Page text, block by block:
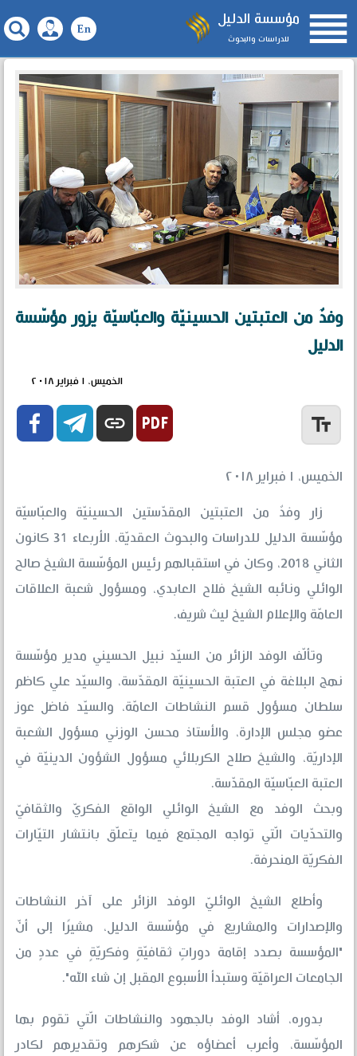
مؤسسة الدليل
للدراسات والبحوث 
وفدٌ من العتبتين الحسينيّة والعبّاسيّة يزور مؤسّسة
الدليل
الخميس، ١ فبراير ٢٠١٨
  link text_fields
الخميس، ١ فبراير ٢٠١٨
زار وفدٌ من العتبتين المقدّستين الحسينيّة والعبّاسيّة
مؤسّسة الدليل للدراسات والبحوث العقديّة، الأربعاء 31 كانون
الثاني 2018، وكان في استقبالهم رئيس المؤسّسة الشيخ صالح
الوائلي ونائبه الشيخ فلاح العابدي، ومسؤول شعبة العلاقات
العامّة والإعلام الشيخ ليث شريف.
وتألّف الوفد الزائر من السيّد نبيل الحسيني مدير مؤسّسة
نهج البلاغة في العتبة الحسينيّة المقدّسة، والسيّد علي كاظم
سلطان مسؤول قسم النشاطات العامّة، والسيّد فاضل عوز
عضو مجلس الإدارة، والأستاذ محسن الوزني مسؤول الشعبة
الإداريّة، والشيخ صلاح الكربلائي مسؤول الشؤون الدينيّة في
العتبة العبّاسيّة المقدّسة.
وبحث الوفد مع الشيخ الوائلي الواقع الفكريّ والثقافيّ
والتحدّيات الّتي تواجه المجتمع فيما يتعلّق بانتشار التيّارات
الفكريّة المنحرفة.
وأطلع الشيخ الوائليّ الوفد الزائر على آخر النشاطات
والإصدارات والمشاريع في مؤسّسة الدليل، مشيرًا إلى أنّ
"المؤسسة بصدد إقامة دوراتٍ ثقافيّةٍ وفكريّةٍ في عددٍ من
الجامعات العراقيّة وستبدأ الأسبوع المقبل إن شاء الله".
بدوره، أشاد الوفد بالجهود والنشاطات الّتي تقوم بها
المؤسّسة، وأعرب أعضاؤه عن شكرهم وتقديرهم لكادر